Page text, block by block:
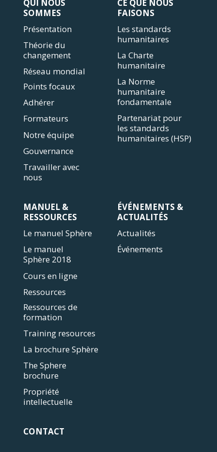
QUI NOUS
SOMMES
Présentation
Théorie du
changement
Réseau mondial
Points focaux
Adhérer
Formateurs
Notre équipe
Gouvernance
Travailler avec
nous
CE QUE NOUS
FAISONS
Les standards
humanitaires
La Charte
humanitaire
La Norme
humanitaire
fondamentale
Partenariat pour
les standards
humanitaires (HSP)
MANUEL &
RESSOURCES
Le manuel Sphère
Le manuel
Sphère 2018
Cours en ligne
Ressources
Ressources de
formation
Training resources
La brochure Sphère
The Sphere
brochure
Propriété
intellectuelle
ÉVÉNEMENTS &
ACTUALITÉS
Actualités
Événements
CONTACT